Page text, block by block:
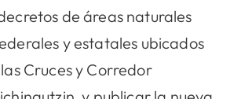
de áreas naturales
y estatales ubicados
Cruces y Corredor